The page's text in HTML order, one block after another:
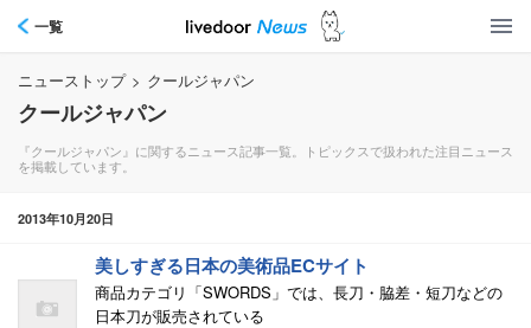
一覧
ニューストップ > クールジャパン
クールジャパン
『クールジャパン』に関するニュース記事一覧。トピックスで扱われた注目ニュース
を掲載しています。
2013年10月20日
美しすぎる日本の美術品ECサイト
商品カテゴリ「SWORDS」では、長刀・脇差・短刀などの
日本刀が販売されている